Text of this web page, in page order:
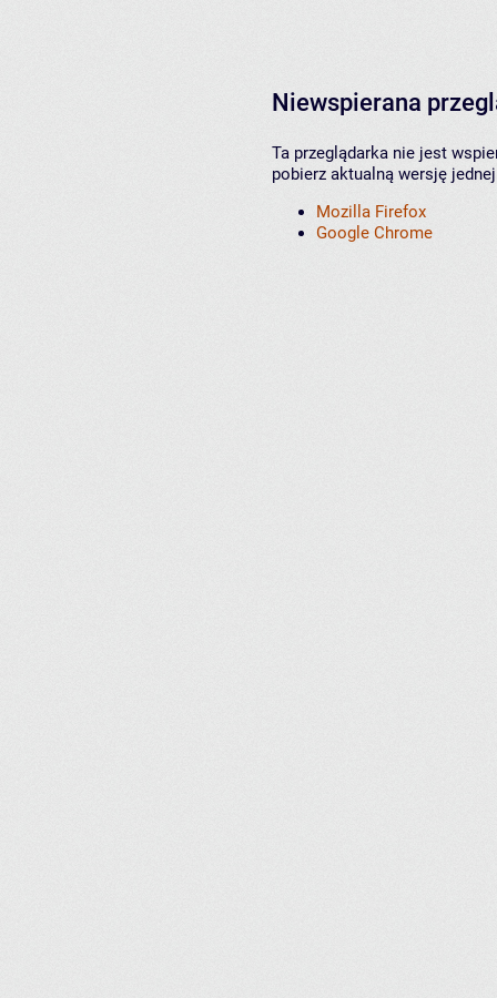
Niewspierana
Ta przeglądarka nie jest
pobierz aktualną wersję
Mozilla Firefox
Google Chrome